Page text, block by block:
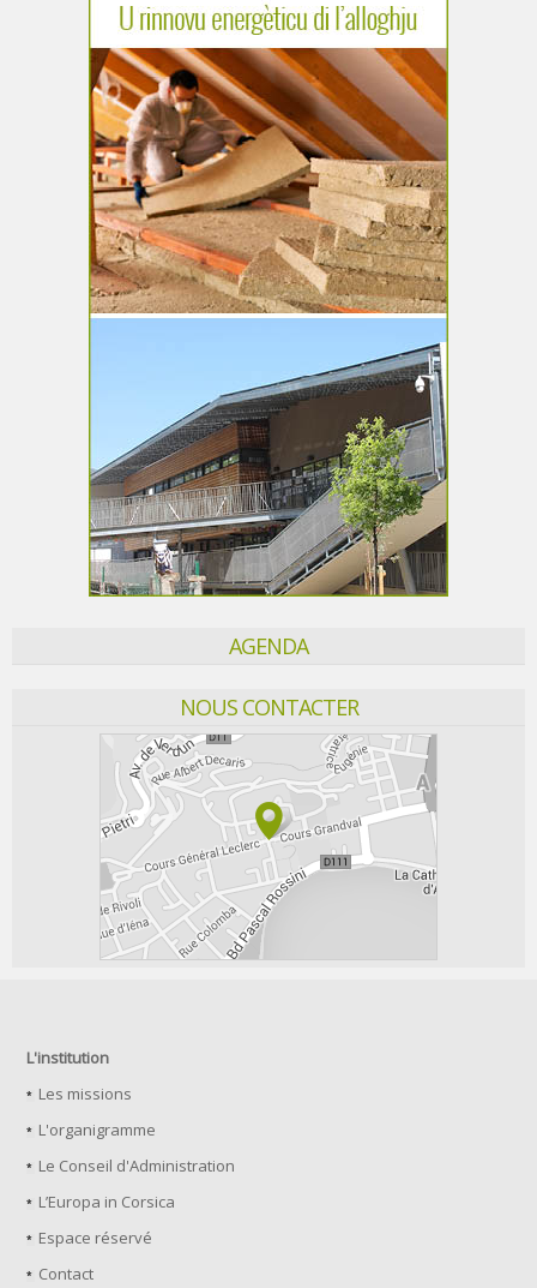
AGENDA
NOUS CONTACTER
L'institution
Les missions
L'organigramme
Le Conseil d'Administration
L’Europa in Corsica
Espace réservé
Contact